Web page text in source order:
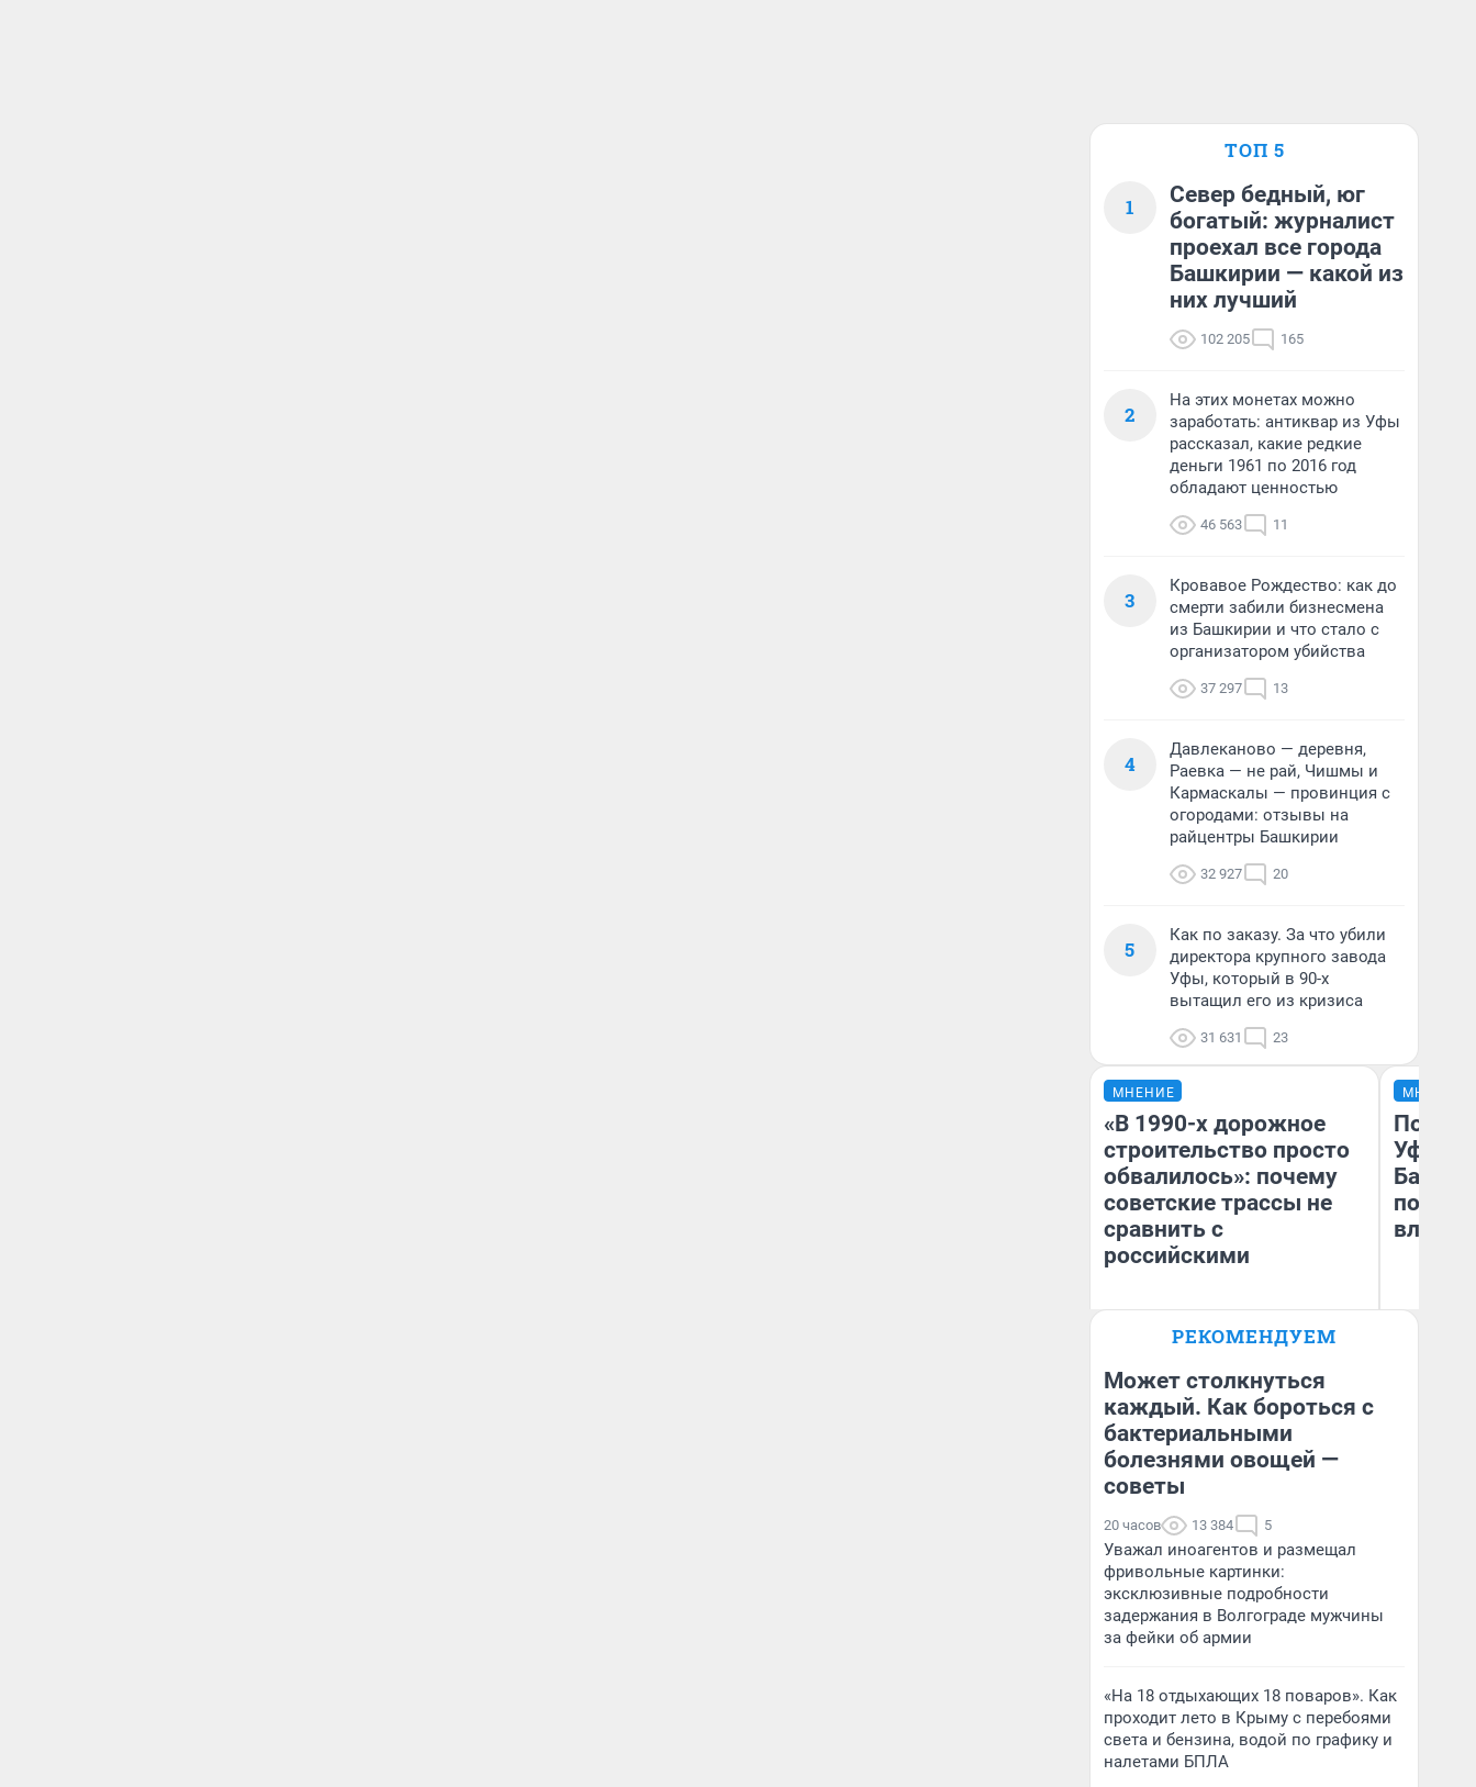
ТОП 5
1
Север бедный, юг
богатый: журналист
проехал все города
Башкирии — какой из
них лучший
102 205 165
2
На этих монетах можно
заработать: антиквар из Уфы
рассказал, какие редкие
деньги 1961 по 2016 год
обладают ценностью
46 563 11
3
Кровавое Рождество: как до
смерти забили бизнесмена
из Башкирии и что стало с
организатором убийства
37 297 13
4
Давлеканово — деревня,
Раевка — не рай, Чишмы и
Кармаскалы — провинция с
огородами: отзывы на
райцентры Башкирии
32 927 20
5
Как по заказу. За что убили
директора крупного завода
Уфы, который в 90-х
вытащил его из кризиса
31 631 23
МНЕНИЕ
«В 1990-х дорожное
строительство просто
обвалилось»: почему
советские трассы не
сравнить с
российскими
Блогер, предприниматель,
бизнесе
МНЕНИЕ
Уфы:
РЕКОМЕНДУЕМ
Может столкнуться
каждый. Как бороться с
бактериальными
болезнями овощей —
советы
20 часов 13 384 5
Уважал иноагентов и размещал
фривольные картинки:
эксклюзивные подробности
задержания в Волгограде мужчины
за фейки об армии
«На 18 отдыхающих 18 поваров». Как
проходит лето в Крыму с перебоями
света и бензина, водой по графику и
налетами БПЛА